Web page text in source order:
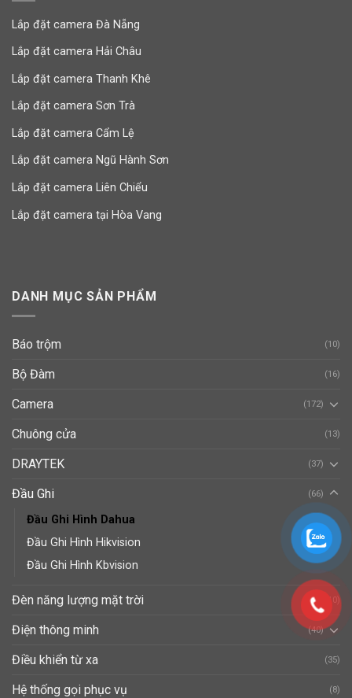
Lắp đặt camera Đà Nẵng
Lắp đặt camera Hải Châu
Lắp đặt camera Thanh Khê
Lắp đặt camera Sơn Trà
Lắp đặt camera Cẩm Lệ
Lắp đặt camera Ngũ Hành Sơn
Lắp đặt camera Liên Chiểu
Lắp đặt camera tại Hòa Vang
DANH MỤC SẢN PHẨM
Báo trộm (10)
Bộ Đàm (16)
Camera (172)
Chuông cửa (13)
DRAYTEK (37)
Đầu Ghi (66)
Đầu Ghi Hình Dahua
Đầu Ghi Hình Hikvision
Đầu Ghi Hình Kbvision
Đèn năng lượng mặt trời (10)
Điện thông minh (40)
Điều khiển từ xa (35)
Hệ thống gọi phục vụ (8)